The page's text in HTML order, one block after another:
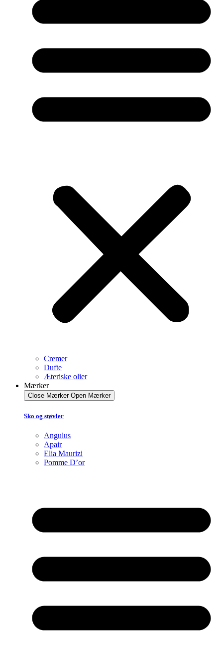
Cremer
Dufte
Æteriske olier
Mærker
Close Mærker Open Mærker
Sko og støvler
Angulus
Apair
Elia Maurizi
Pomme D’or